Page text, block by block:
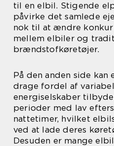
til en elbil. Stigende
påvirke det samlede
nok til at ændre
mellem elbiler og
brændstofkøretøjer.
På den anden side
drage fordel af
energiselskaber
perioder med lav
nattetimer, hvilket
ved at lade deres
Desuden er mange